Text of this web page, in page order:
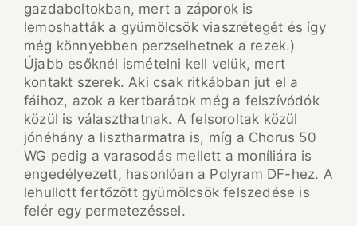
gazdaboltokban, mert a záporok is
lemoshatták a gyümölcsök viaszrétegét és így
még könnyebben perzselhetnek a rezek.)
Újabb esőknél ismételni kell velük, mert
kontakt szerek. Aki csak ritkábban jut el a
fáihoz, azok a kertbarátok még a felszívódók
közül is választhatnak. A felsoroltak közül
jónéhány a lisztharmatra is, míg a Chorus 50
WG pedig a varasodás mellett a moníliára is
engedélyezett, hasonlóan a Polyram DF-hez. A
lehullott fertőzött gyümölcsök felszedése is
felér egy permetezéssel.